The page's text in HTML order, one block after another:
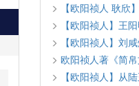
【欧阳祯人 耿欣
【欧阳祯人】王
【欧阳祯人】刘
欧阳祯人著《简帛
【欧阳祯人】从